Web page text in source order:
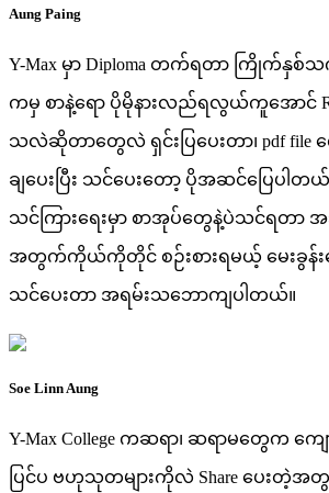
Aung Paing
Y-Max မှာ Diploma တက်ရတာ ကြိုက်
ကမှ စာနဲ့ရော ပိုမိုနားလည်ရလွယ်ကူအောင်
သလဲဆိုတာတွေလဲ ရှင်းပြပေးတာ၊ pdf file
ချပေးပြီး သင်ပေးတော့ ပိုအဆင်ပြေပါတ
သင်ကြားရေးမှာ စာအုပ်တွေနဲ့ပဲသင်ရတာ
အတွက်ကိုယ်ကိုတိုင် စဉ်းစားရမယ့် မေးခွန်းလ
သင်ပေးတာ အရမ်းသဘောကျပါတယ်။
Soe Linn Aung
Y-Max College ကဆရာ၊ ဆရာမတွေက ကျ
ပြင်ပ ဗဟုသုတများကိုလဲ Share ပေးတဲ့အတွ